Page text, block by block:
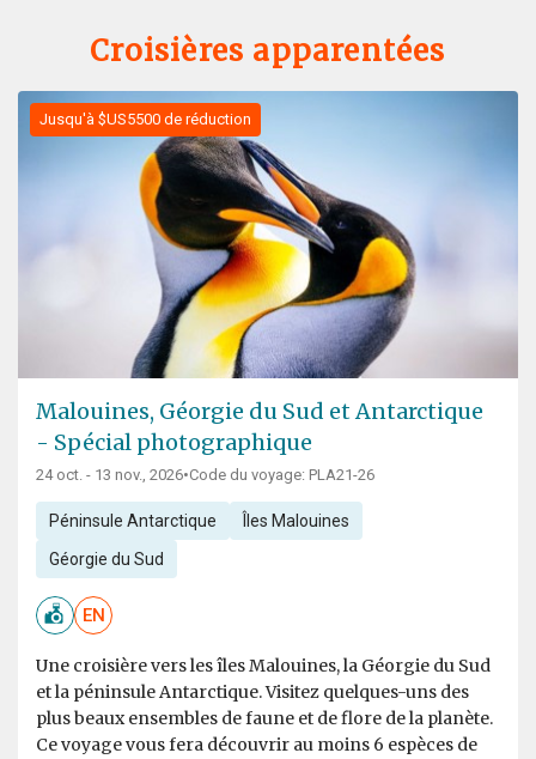
Croisières apparentées
Jusqu'à $US5500 de réduction
Malouines, Géorgie du Sud et Antarctique
- Spécial photographique
24 oct. - 13 nov., 2026•Code du voyage: PLA21-26
Péninsule Antarctique Îles Malouines
Géorgie du Sud
EN
Une croisière vers les îles Malouines, la Géorgie du Sud
et la péninsule Antarctique. Visitez quelques-uns des
plus beaux ensembles de faune et de flore de la planète.
Ce voyage vous fera découvrir au moins 6 espèces de